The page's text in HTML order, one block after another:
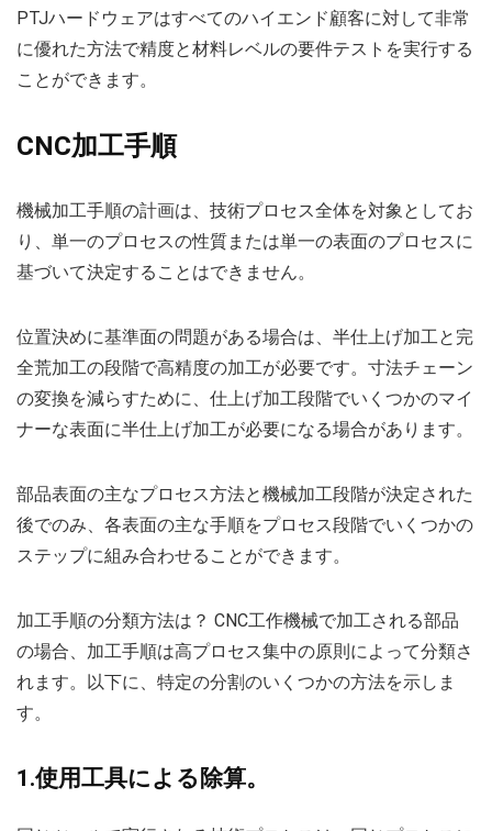
PTJハードウェアはすべてのハイエンド顧客に対して非常
に優れた方法で精度と材料レベルの要件テストを実行する
ことができます。
CNC加工手順
機械加工手順の計画は、技術プロセス全体を対象としてお
り、単一のプロセスの性質または単一の表面のプロセスに
基づいて決定することはできません。
位置決めに基準面の問題がある場合は、半仕上げ加工と完
全荒加工の段階で高精度の加工が必要です。寸法チェーン
の変換を減らすために、仕上げ加工段階でいくつかのマイ
ナーな表面に半仕上げ加工が必要になる場合があります。
部品表面の主なプロセス方法と機械加工段階が決定された
後でのみ、各表面の主な手順をプロセス段階でいくつかの
ステップに組み合わせることができます。
加工手順の分類方法は？ CNC工作機械で加工される部品
の場合、加工手順は高プロセス集中の原則によって分類さ
れます。以下に、特定の分割のいくつかの方法を示しま
す。
1.使用工具による除算。